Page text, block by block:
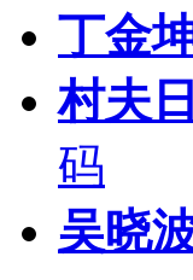
丁金
村夫
码
吴晓